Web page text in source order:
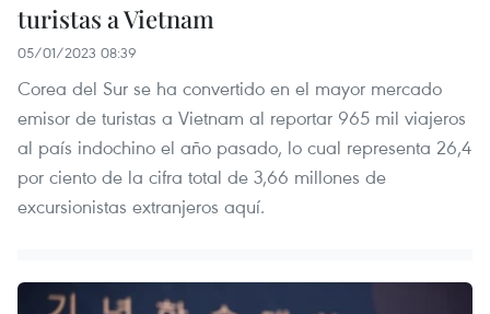
turistas a Vietnam
05/01/2023 08:39
Corea del Sur se ha convertido en el mayor mercado
emisor de turistas a Vietnam al reportar 965 mil viajeros
al país indochino el año pasado, lo cual representa 26,4
por ciento de la cifra total de 3,66 millones de
excursionistas extranjeros aquí.